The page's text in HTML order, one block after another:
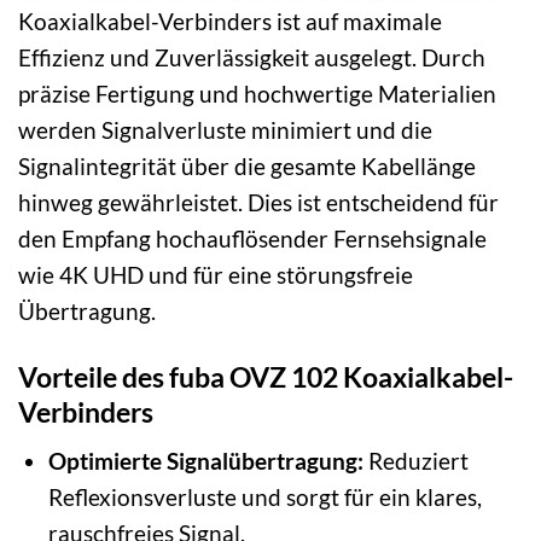
Koaxialkabel-Verbinders ist auf maximale
Effizienz und Zuverlässigkeit ausgelegt. Durch
präzise Fertigung und hochwertige Materialien
werden Signalverluste minimiert und die
Signalintegrität über die gesamte Kabellänge
hinweg gewährleistet. Dies ist entscheidend für
den Empfang hochauflösender Fernsehsignale
wie 4K UHD und für eine störungsfreie
Übertragung.
Vorteile des fuba OVZ 102 Koaxialkabel-
Verbinders
Optimierte Signalübertragung: Reduziert
Reflexionsverluste und sorgt für ein klares,
rauschfreies Signal.